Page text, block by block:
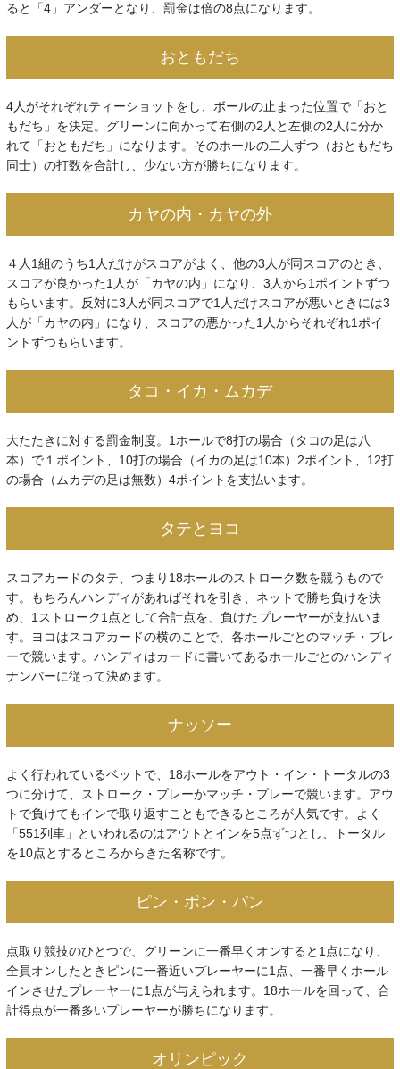
ると「4」アンダーとなり、罰金は倍の8点になります。
おともだち
4人がそれぞれティーショットをし、ボールの止まった位置で「おと
もだち」を決定。グリーンに向かって右側の2人と左側の2人に分か
れて「おともだち」になります。そのホールの二人ずつ（おともだち
同士）の打数を合計し、少ない方が勝ちになります。
カヤの内・カヤの外
４人1組のうち1人だけがスコアがよく、他の3人が同スコアのとき、
スコアが良かった1人が「カヤの内」になり、3人から1ポイントずつ
もらいます。反対に3人が同スコアで1人だけスコアが悪いときには3
人が「カヤの内」になり、スコアの悪かった1人からそれぞれ1ポイ
ントずつもらいます。
タコ・イカ・ムカデ
大たたきに対する罰金制度。1ホールで8打の場合（タコの足は八
本）で１ポイント、10打の場合（イカの足は10本）2ポイント、12打
の場合（ムカデの足は無数）4ポイントを支払います。
タテとヨコ
スコアカードのタテ、つまり18ホールのストローク数を競うもので
す。もちろんハンディがあればそれを引き、ネットで勝ち負けを決
め、1ストローク1点として合計点を、負けたプレーヤーが支払いま
す。ヨコはスコアカードの横のことで、各ホールごとのマッチ・プレ
ーで競います。ハンディはカードに書いてあるホールごとのハンディ
ナンバーに従って決めます。
ナッソー
よく行われているベットで、18ホールをアウト・イン・トータルの3
つに分けて、ストローク・プレーかマッチ・プレーで競います。アウ
トで負けてもインで取り返すこともできるところが人気です。よく
「551列車」といわれるのはアウトとインを5点ずつとし、トータル
を10点とするところからきた名称です。
ピン・ポン・パン
点取り競技のひとつで、グリーンに一番早くオンすると1点になり、
全員オンしたときピンに一番近いプレーヤーに1点、一番早くホール
インさせたプレーヤーに1点が与えられます。18ホールを回って、合
計得点が一番多いプレーヤーが勝ちになります。
オリンピック